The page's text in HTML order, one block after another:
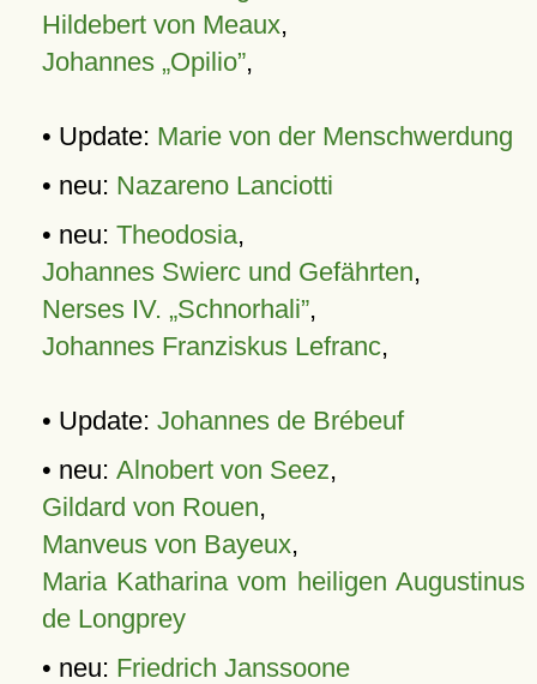
Hildebert von Meaux,
Johannes „Opilio”,
• Update: Marie von der Menschwerdung
• neu: Nazareno Lanciotti
• neu: Theodosia,
Johannes Swierc und Gefährten,
Nerses IV. „Schnorhali”,
Johannes Franziskus Lefranc,
• Update: Johannes de Brébeuf
• neu: Alnobert von Seez,
Gildard von Rouen,
Manveus von Bayeux,
Maria Katharina vom heiligen Augustinus
de Longprey
• neu: Friedrich Janssoone